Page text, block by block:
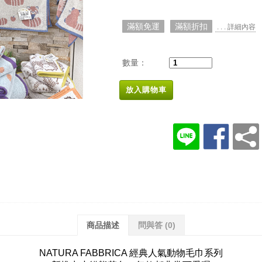
滿額免運 滿額折扣 . . . 詳細內容
數量：
放入購物車
商品描述 問與答 (0)